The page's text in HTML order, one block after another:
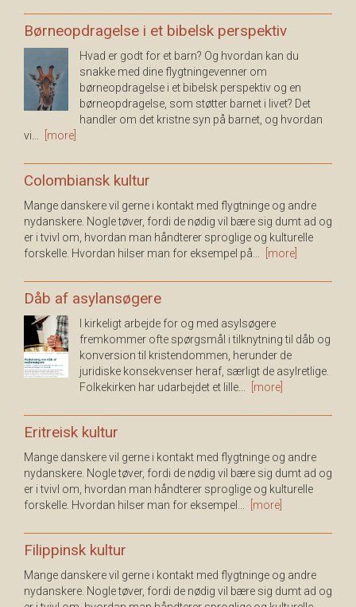
Børneopdragelse i et bibelsk perspektiv
Hvad er godt for et barn? Og hvordan kan du
snakke med dine flygtningevenner om
børneopdragelse i et bibelsk perspektiv og en
børneopdragelse, som støtter barnet i livet? Det
handler om det kristne syn på barnet, og hvordan
vi...
[more]
Colombiansk kultur
Mange danskere vil gerne i kontakt med flygtninge og andre
nydanskere. Nogle tøver, fordi de nødig vil bære sig dumt ad og
er i tvivl om, hvordan man håndterer sproglige og kulturelle
forskelle. Hvordan hilser man for eksempel på...
[more]
Dåb af asylansøgere
I kirkeligt arbejde for og med asylsøgere
fremkommer ofte spørgsmål i tilknytning til dåb og
konversion til kristendommen, herunder de
juridiske konsekvenser heraf, særligt de asylretlige.
Folkekirken har udarbejdet et lille...
[more]
Eritreisk kultur
Mange danskere vil gerne i kontakt med flygtninge og andre
nydanskere. Nogle tøver, fordi de nødig vil bære sig dumt ad og
er i tvivl om, hvordan man håndterer sproglige og kulturelle
forskelle. Hvordan hilser man for eksempel...
[more]
Filippinsk kultur
Mange danskere vil gerne i kontakt med flygtninge og andre
nydanskere. Nogle tøver, fordi de nødig vil bære sig dumt ad og